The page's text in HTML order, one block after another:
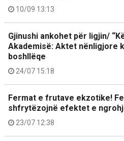
10/09 13:13
Gjinushi ankohet për ligjin/
Akademisë: Aktet nënligjore
boshllëqe
24/07 15:18
Fermat e frutave ekzotike!
shfrytëzojnë efektet e
23/07 12:38